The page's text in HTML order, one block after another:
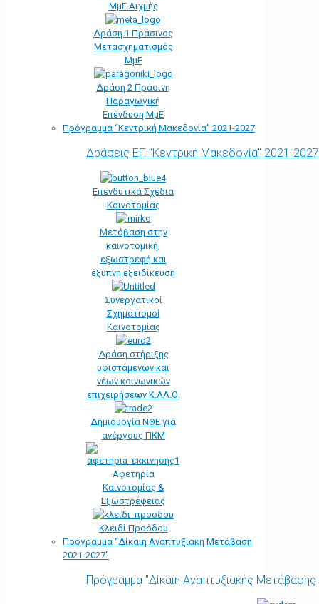
ΜμΕ Αιχμής
Δράση 1 Πράσινος
Μετασχηματισμός
ΜμΕ
Δράση 2 Πράσινη
Παραγωγική
Επένδυση ΜμΕ
Πρόγραμμα “Κεντρική Μακεδονία” 2021-2027
Δράσεις ΕΠ "Κεντρική Μακεδονία" 2021-2027
Επενδυτικά Σχέδια
Καινοτομίας
Μετάβαση στην
καινοτομική,
εξωστρεφή και
έξυπνη εξειδίκευση
Συνεργατικοί
Σχηματισμοί
Καινοτομίας
Δράση στήριξης
υφιστάμενων και
νέων κοινωνικών
επιχειρήσεων Κ.ΑΛ.Ο.
Δημιουργία ΝΘΕ για
ανέργους ΠΚΜ
Αφετηρία
Kαινοτομίας &
Εξωστρέφειας
Κλειδί Προόδου
Πρόγραμμα “Δίκαιη Αναπτυξιακή Μετάβαση
2021-2027”
Πρόγραμμα "Δίκαιη Αναπτυξιακής